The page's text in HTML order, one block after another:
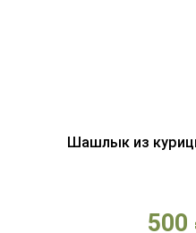
Шашлык из
500